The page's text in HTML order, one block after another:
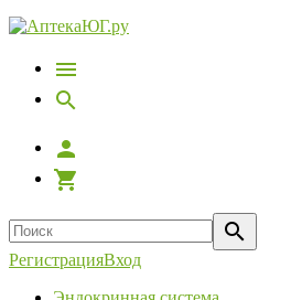
РегистрацияВход